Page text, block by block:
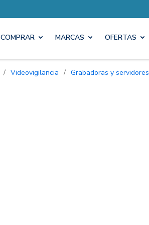
COMPRAR MARCAS OFERTAS
/ Videovigilancia / Grabadoras y servidores